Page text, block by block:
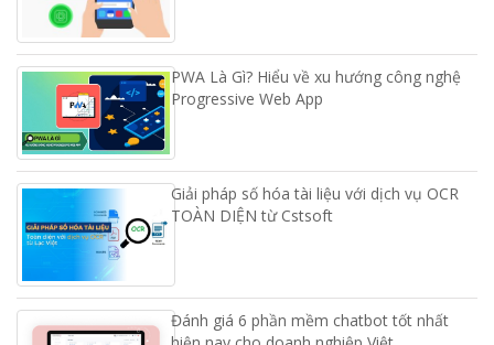
PWA Là Gì? Hiểu về xu hướng công nghệ
Progressive Web App
Giải pháp số hóa tài liệu với dịch vụ OCR
TOÀN DIỆN từ Cstsoft
Đánh giá 6 phần mềm chatbot tốt nhất